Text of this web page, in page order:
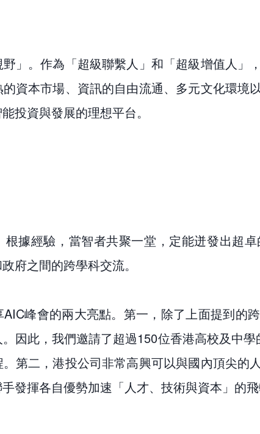
」。作為「超級聯繫人」和「超級增值人
資本市場、資訊的自由流通、多元文化環
投資與發展的理想平台。
根據經驗，當智者共聚一堂，定能迸發出
府之間的跨學科交流。
峰會的兩大亮點。第一，除了上面提到的
因此，我們邀請了超過150位香港高校及中
第二，港投公司非常高興可以與國內頂尖
發揮各自優勢加速「人才、技術與資本」的飛